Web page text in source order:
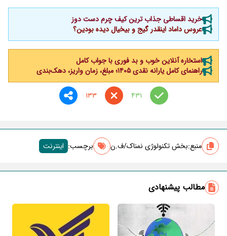
خرید اقساطی جذاب ترین کیف چرم دست دوز
عروس داماد اینقدر گیج و بیخیال دیده بودین؟
استخاره آنلاین خوب و بد فوری با جواب کامل
راهنمای کامل یارانه نقدی ۱۴۰۵؛ مبلغ، زمان واریز، دهک‌بندی
431
133
منبع:بخش تکنولوژی نمناک/ف.ن برچسب‌: اینترنت
مطالب پیشنهادی